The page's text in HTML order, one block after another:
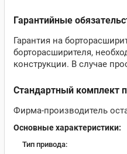
Гарантийные
Гарантия на
борторасширителя,
конструкции. В случае
Стандартный комплект
Фирма-производитель
Основные характеристики:
Тип привода: